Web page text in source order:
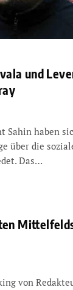
und
Sahin haben
über die
Das…
von